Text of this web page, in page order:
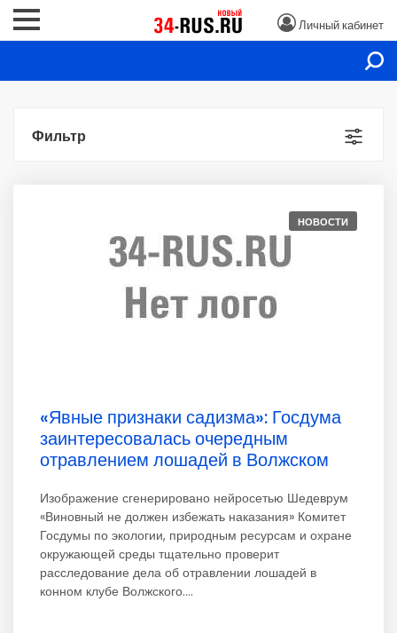
Личный кабинет
Фильтр
НОВОСТИ
«Явные признаки садизма»: Госдума
заинтересовалась очередным
отравлением лошадей в Волжском
Изображение сгенерировано нейросетью Шедеврум
«Виновный не должен избежать наказания» Комитет
Госдумы по экологии, природным ресурсам и охране
окружающей среды тщательно проверит
расследование дела об отравлении лошадей в
конном клубе Волжского....